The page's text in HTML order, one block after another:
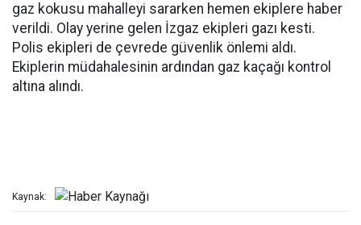
gaz kokusu mahalleyi sararken hemen ekiplere haber
verildi. Olay yerine gelen İzgaz ekipleri gazı kesti.
Polis ekipleri de çevrede güvenlik önlemi aldı.
Ekiplerin müdahalesinin ardından gaz kaçağı kontrol
altına alındı.
Kaynak: